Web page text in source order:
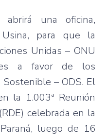
abrirá una oficina,
para que la
Unidas – ONU
a favor de los
– ODS. El
la 1.003ª Reunión
celebrada en la
luego de 16